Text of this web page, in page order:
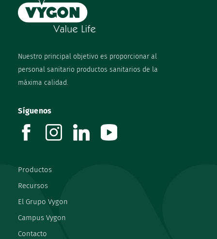
Nuestro principal objetivo es proporcionar al
personal sanitario productos sanitarios de la
máxima calidad.
Productos
Recursos
El Grupo Vygon
Campus Vygon
Contacto
Síguenos
facebookinstagramlinkedin